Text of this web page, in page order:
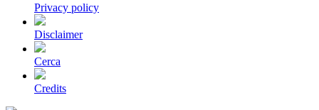
Privacy policy
Disclaimer
Cerca
Credits